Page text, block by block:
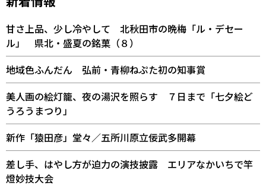
甘さ上品、少し冷やして 北秋田市の晩梅「ル・デセー
ル」 県北・盛夏の銘菓（８）
地域色ふんだん 弘前・青柳ねぷた初の知事賞
美人画の絵灯籠、夜の湯沢を照らす ７日まで「七夕絵ど
うろうまつり」
新作「猿田彦」堂々／五所川原立佞武多開幕
差し手、はやし方が迫力の演技披露 エリアなかいちで竿
燈妙技大会